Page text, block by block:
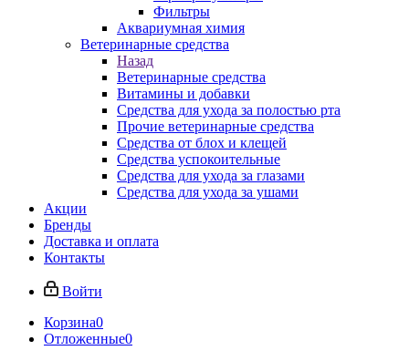
Фильтры
Аквариумная химия
Ветеринарные средства
Назад
Ветеринарные средства
Витамины и добавки
Средства для ухода за полостью рта
Прочие ветеринарные средства
Средства от блох и клещей
Средства успокоительные
Средства для ухода за глазами
Средства для ухода за ушами
Акции
Бренды
Доставка и оплата
Контакты
Войти
Корзина0
Отложенные0